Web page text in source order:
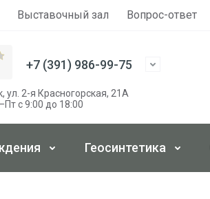
Выставочный зал Вопрос-ответ
+7 (391) 986-99-75
ул. 2-я Красногорская, 21А
с 9:00 до 18:00
Геосинтетика